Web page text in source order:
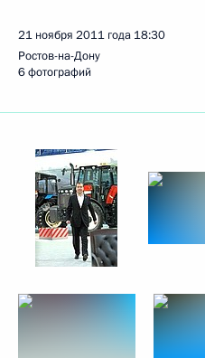
21 ноября 2011 года 18:30
Ростов-на-Дону
6 фотографий